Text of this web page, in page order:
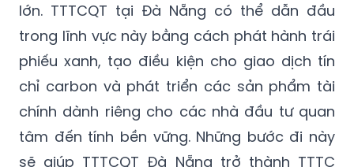
lớn. TTTCQT tại Đà Nẵng có thể dẫn đầu
trong lĩnh vực này bằng cách phát hành trái
phiếu xanh, tạo điều kiện cho giao dịch tín
chỉ carbon và phát triển các sản phẩm tài
chính dành riêng cho các nhà đầu tư quan
tâm đến tính bền vững. Những bước đi này
sẽ giúp TTTCQT Đà Nẵng trở thành TTTC